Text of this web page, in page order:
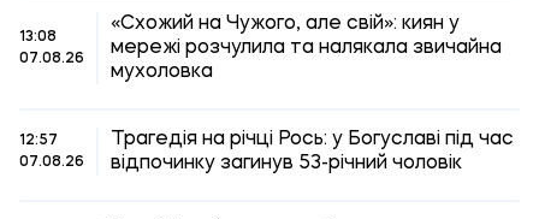
13:08
07.08.26
«Схожий на Чужого, але свій»: киян у
мережі розчулила та налякала звичайна
мухоловка
12:57
07.08.26
Трагедія на річці Рось: у Богуславі під час
відпочинку загинув 53-річний чоловік